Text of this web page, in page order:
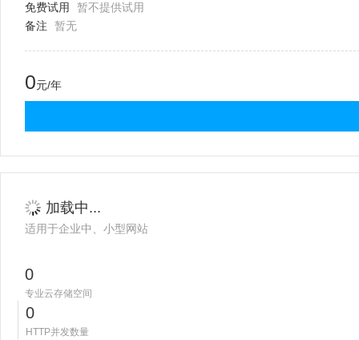
免费试用
暂不提供试用
备注
暂无
0元/年
加载中...
适用于企业中、小型网站
0
专业云存储空间
0
HTTP并发数量